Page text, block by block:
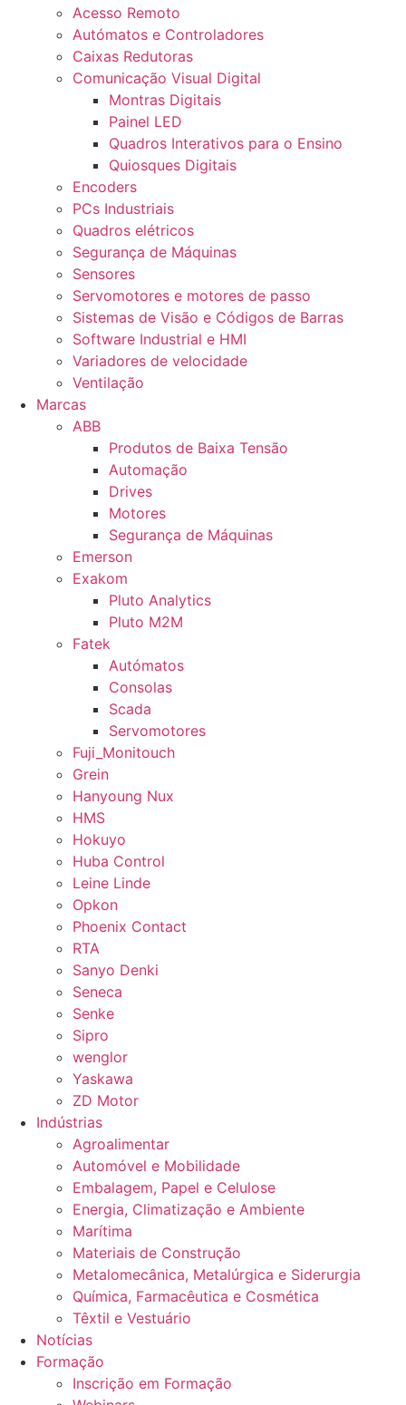
Acesso Remoto
Autómatos e Controladores
Caixas Redutoras
Comunicação Visual Digital
Montras Digitais
Painel LED
Quadros Interativos para o Ensino
Quiosques Digitais
Encoders
PCs Industriais
Quadros elétricos
Segurança de Máquinas
Sensores
Servomotores e motores de passo
Sistemas de Visão e Códigos de Barras
Software Industrial e HMI
Variadores de velocidade
Ventilação
Marcas
ABB
Produtos de Baixa Tensão
Automação
Drives
Motores
Segurança de Máquinas
Emerson
Exakom
Pluto Analytics
Pluto M2M
Fatek
Autómatos
Consolas
Scada
Servomotores
Fuji_Monitouch
Grein
Hanyoung Nux
HMS
Hokuyo
Huba Control
Leine Linde
Opkon
Phoenix Contact
RTA
Sanyo Denki
Seneca
Senke
Sipro
wenglor
Yaskawa
ZD Motor
Indústrias
Agroalimentar
Automóvel e Mobilidade
Embalagem, Papel e Celulose
Energia, Climatização e Ambiente
Marítima
Materiais de Construção
Metalomecânica, Metalúrgica e Siderurgia
Química, Farmacêutica e Cosmética
Têxtil e Vestuário
Notícias
Formação
Inscrição em Formação